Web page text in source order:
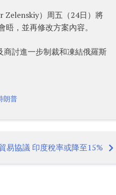
Zelenskiy）周五（24日）將
，並再修改方案內容。
討進一步制裁和凍結俄羅斯
朗普
易協議 印度稅率或降至15%